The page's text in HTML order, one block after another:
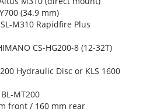
(34.9 mm)
M310 Rapidfire Plus
CS-HG200-8 (12-32T)
Hydraulic Disc or KLS 1600
MT200
front / 160 mm rear